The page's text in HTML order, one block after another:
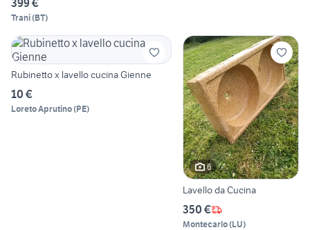
Trani(BT)
Rubinetto x lavello cucina Gienne
10 €
Loreto Aprutino(PE)
6
Lavello da Cucina
350 €
Montecarlo(LU)